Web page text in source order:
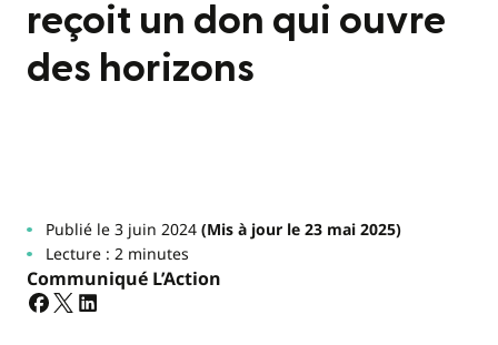
reçoit un don qui ouvre
des horizons
Publié le 3 juin 2024(Mis à jour le 23 mai 2025)
Lecture : 2 minutes
Communiqué L’Action